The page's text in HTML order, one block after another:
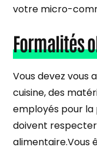
votre micro-
Formalités
Vous devez vous
cuisine, des
employés pour
doivent
alimentaire.Vous